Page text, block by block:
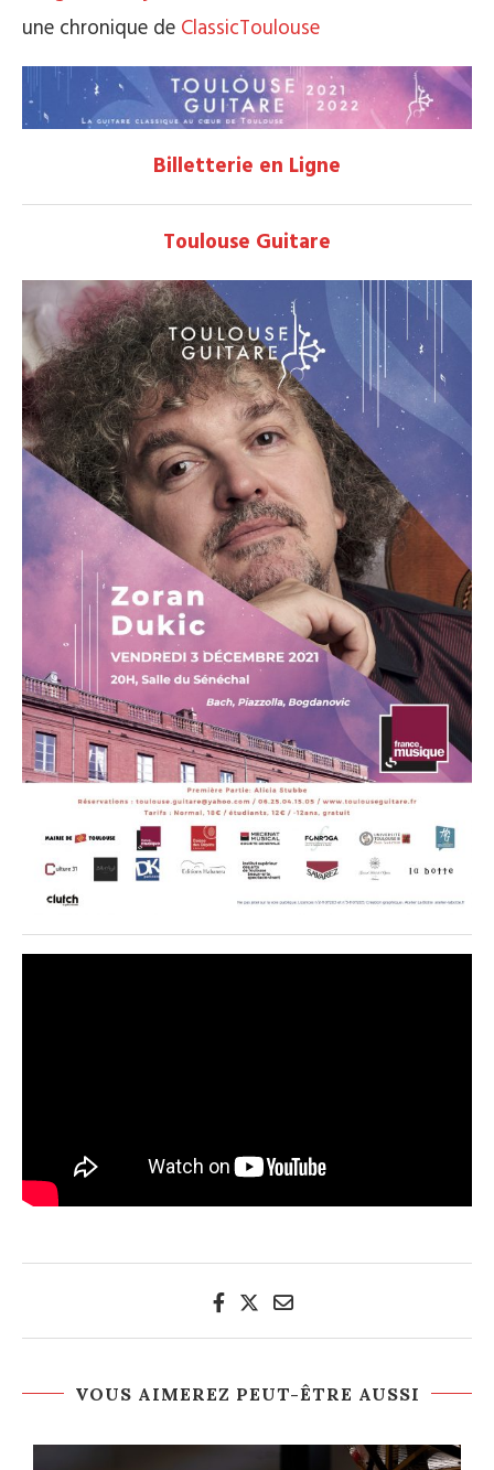
une chronique de ClassicToulouse
Billetterie en Ligne
Toulouse Guitare
VOUS AIMEREZ PEUT-ÊTRE AUSSI